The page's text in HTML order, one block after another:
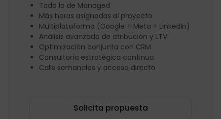
Todo lo de Managed
Más horas asignadas al proyecto
Multiplataforma (Google + Meta + LinkedIn)
Análisis avanzado de atribución y LTV
Optimización conjunta con CRM
Consultoría estratégica continua
Calls semanales y acceso directo
Solicita propuesta